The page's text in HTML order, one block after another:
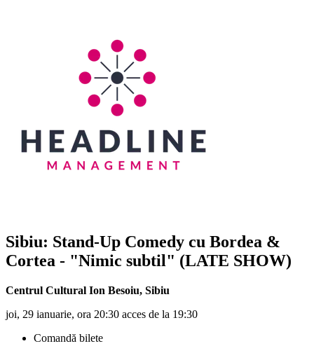
Sibiu: Stand-Up Comedy cu Bordea &
Cortea - "Nimic subtil" (LATE SHOW)
Centrul Cultural Ion Besoiu, Sibiu
joi, 29 ianuarie, ora 20:30 acces de la 19:30
Comandă bilete